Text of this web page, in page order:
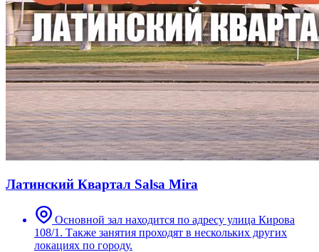
Латинский Квартал Salsa Mira
Основной зал находится по адресу улица Кирова
108/1. Также занятия проходят в нескольких других
локациях по городу.